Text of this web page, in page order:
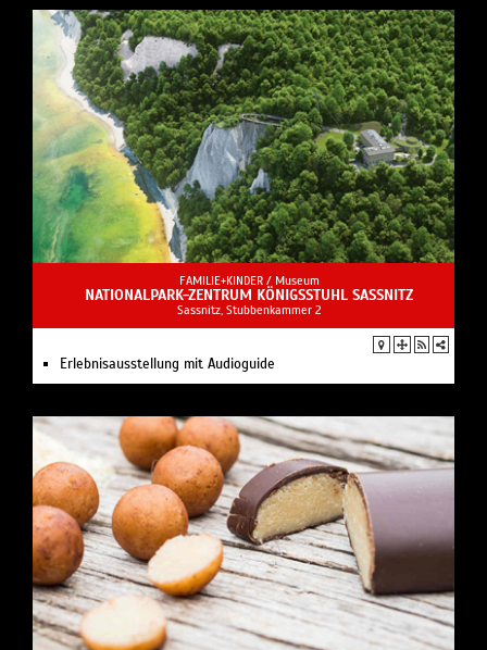
FAMILIE+KINDER / Museum
NATIONALPARK-ZENTRUM KÖNIGSSTUHL SASSNITZ
Sassnitz, Stubbenkammer 2
Erlebnisausstellung mit Audioguide